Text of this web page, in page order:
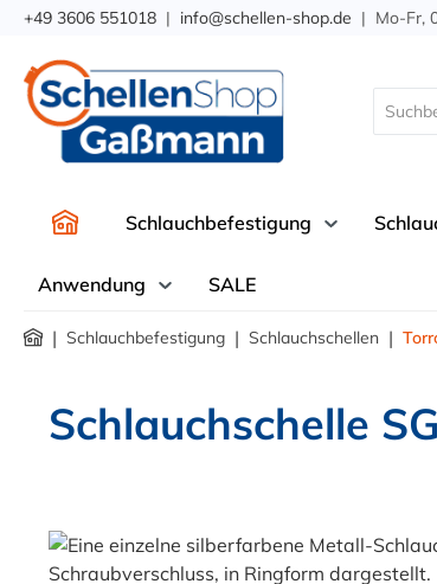
Zur Hauptnavigation springen
+49 3606 551018 | info@schellen-shop.de | Mo-Fr,
Schlauchbefestigung
Anwendung SALE
| Schlauchbefestigung | Schlauchschellen |
Schlauchschelle
Bildergalerie überspringen